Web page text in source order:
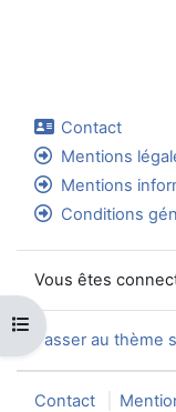
Ouvrir l’index du cours
Contact
Mentions
Mentions
Conditions
Vous êtes
Passer au thème
Contact